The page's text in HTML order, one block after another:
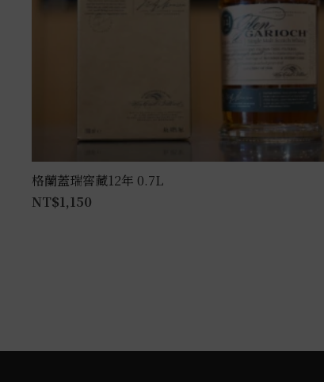
格蘭蓋瑞窖藏12年 0.7L
NT$1,150